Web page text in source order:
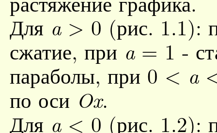
Для a> 0 (рис. 1.1):
сжатие, при a= 1 -
параболы, при 0 < a
по оси Ox.
Для a< 0 (рис. 1.2):